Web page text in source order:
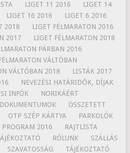
LIGET 11 2016
LIGET 14
LIGET 16 2016
LIGET 6 2016
2018
LIGET FÉLMARATON 2016
2017
LIGET FÉLMARATON 2018
PÁRBAN 2016
VÁLTÓBAN
VÁLTÓBAN 2018
LISTÁK 2017
NEVEZÉSI HATÁRIDŐK, DÍJAK
INFÓK
NORIKÁÉRT
ÖSSZETETT
OTP SZÉP KÁRTYA
PARKOLÓK
PROGRAM 2016
RAJTLISTA
RÓLUNK
SZÁLLÁS
SZAVATOSSÁG
TÁJÉKOZTATÓ